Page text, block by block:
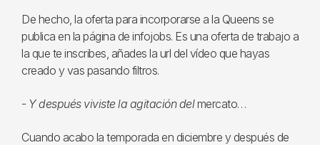
De hecho, la oferta para incorporarse a la Queens se
publica en la página de infojobs. Es una oferta de trabajo a
la que te inscribes, añades la url del vídeo que hayas
creado y vas pasando filtros.
- Y después viviste la agitación delmercato…
Cuando acabo la temporada en diciembre y después de